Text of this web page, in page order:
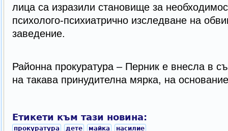
лица са изразили становище за
психолого-психиатрично изследване на
заведение.
Районна прокуратура – Перник е внесла в
на такава принудителна мярка, на
Етикети към тази новина:
прокуратура дете майка насилие